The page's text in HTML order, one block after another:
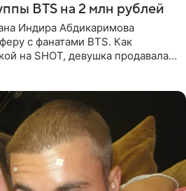
BTS на 2 млн рублей
Индира Абдикаримова
с фанатами BTS. Как
на SHOT, девушка продавала